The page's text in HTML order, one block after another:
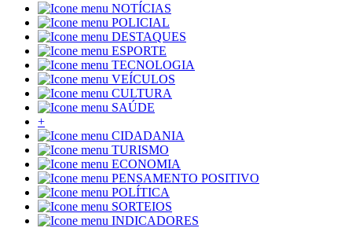
NOTÍCIAS
POLICIAL
DESTAQUES
ESPORTE
TECNOLOGIA
VEÍCULOS
CULTURA
SAÚDE
+
CIDADANIA
TURISMO
ECONOMIA
PENSAMENTO POSITIVO
POLÍTICA
SORTEIOS
INDICADORES